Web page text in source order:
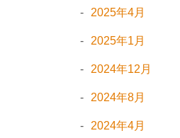
2025年4月
2025年1月
2024年12月
2024年8月
2024年4月